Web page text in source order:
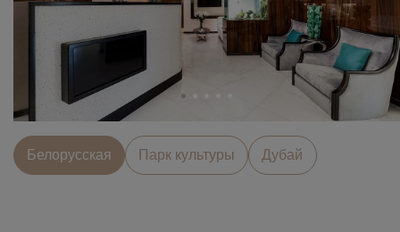
Белорусcкая Парк культуры Дубай